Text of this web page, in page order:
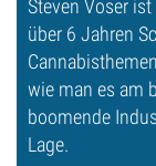
Steven Voser
über 6 Jahren
wie man es am
boomende
Lage.